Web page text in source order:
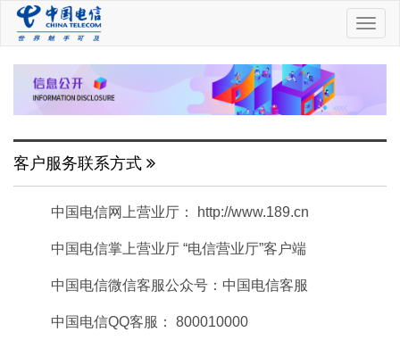
中
国
客户服务联系方式
中国电信网上营业厅： http://www.189.cn
中国电信掌上营业厅 “电信营业厅”客户端
中国电信微信客服公众号：中国电信客服
中国电信QQ客服： 800010000